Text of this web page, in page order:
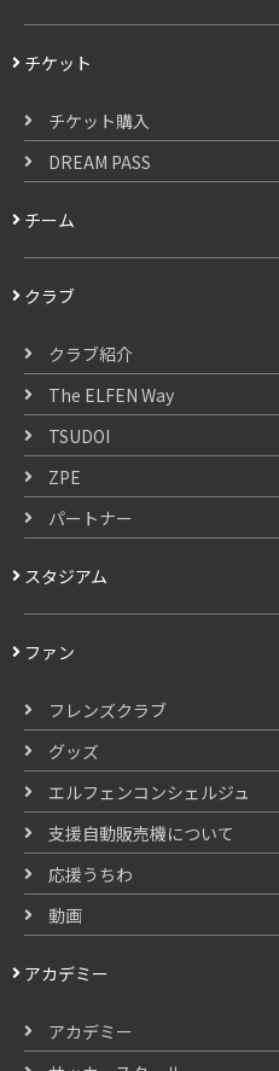
チケット
チケット購入
DREAM PASS
チーム
クラブ
クラブ紹介
The ELFEN Way
TSUDOI
ZPE
パートナー
スタジアム
ファン
フレンズクラブ
グッズ
エルフェンコンシェルジュ
支援自動販売機について
応援うちわ
動画
アカデミー
アカデミー